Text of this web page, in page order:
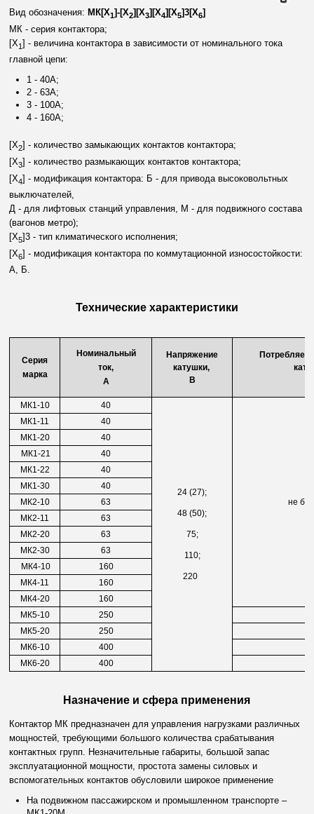
Вид обозначения: МК[X1]-[X2][X3][X4][X5]3[X6]
МК - серия контактора;
[X1] - величина контактора в зависимости от номинального тока
главной цепи:
1 - 40A;
2 - 63A;
3 - 100A;
4 - 160A;
[X2] - количество замыкающих контактов контактора;
[X3] - количество размыкающих контактов контактора;
[X4] - модификация контактора: Б - для привода высоковольтных
выключателей,
Д - для лифтовых станций управления, М - для подвижного состава
(вагонов метро);
[X5]3 - тип климатического исполнения;
[X6] - модификация контактора по коммутационной износостойкости:
А, Б.
Технические характеристики
Серия
марка
Номинальный
ток,
А
Напряжение
катушки,
В
МК1-10 40
24 (27);
48 (50);
75;
110;
220
не
МК1-11
40
МК1-20
40
МК1-21
40
МК1-22
40
МК1-30
40
МК2-10
63
МК2-11
63
МК2-20
63
МК2-30
63
МК4-10
160
МК4-11
160
МК4-20
160
МК5-10
250
МК5-20
250
МК6-10
400
МК6-20
400
Назначение и сфера применения
Контактор МК предназначен для управления нагрузками различных
мощностей, требующими большого количества срабатывания
контактных групп. Незначительные габариты, большой запас
эксплуатационной мощности, простота замены силовых и
вспомогательных контактов обусловили широкое применение
На подвижном пассажирском и промышленном транспорте –